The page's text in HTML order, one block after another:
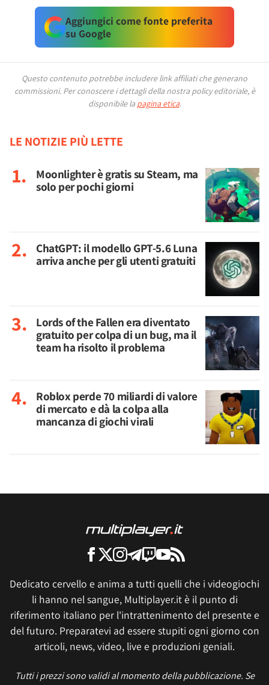
Aggiungici come fonte preferita
su Google
Questo contenuto potrebbe includere link affiliati che generano
commissioni. Per conoscere i dettagli della nostra policy editoriale, è
disponibile la pagina etica.
LE NOTIZIE PIÙ LETTE
Moonlighter è gratis su Steam, ma
solo per pochi giorni
ChatGPT: il modello GPT-5.6 Luna
arriva anche per gli utenti gratuiti
Lords of the Fallen era diventato
gratuito per colpa di un bug, ma il
team ha risolto il problema
Roblox perde 70 miliardi di valore
di mercato e dà la colpa alla
mancanza di giochi virali
Dedicato cervello e anima a tutti quelli che i videogiochi
li hanno nel sangue, Multiplayer.it è il punto di
riferimento italiano per l'intrattenimento del presente e
del futuro. Preparatevi ad essere stupiti ogni giorno con
articoli, news, video, live e produzioni geniali.
Tutti i prezzi sono validi al momento della pubblicazione. Se